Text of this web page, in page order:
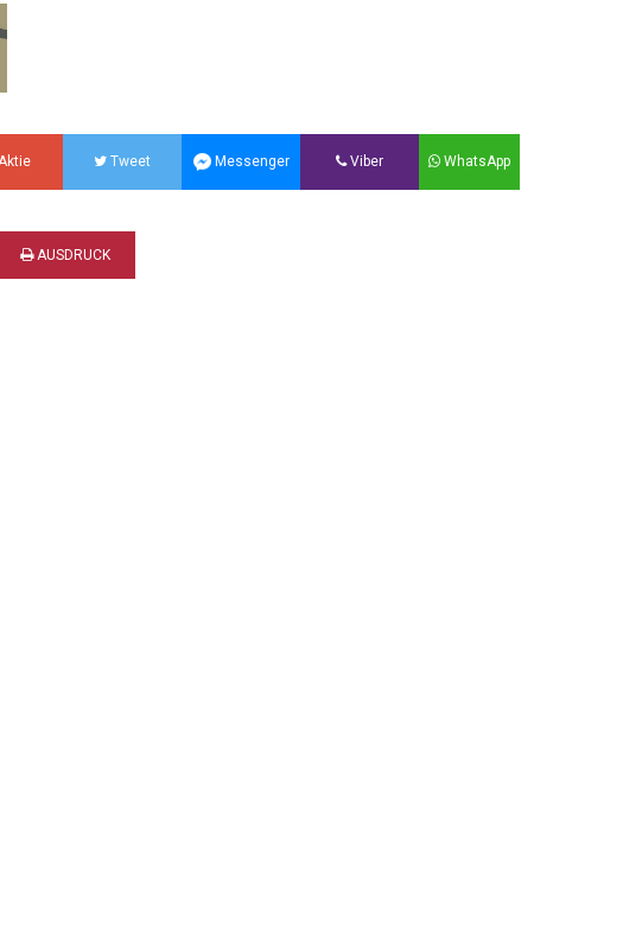
Aktie Tweet Messenger Viber WhatsApp
AUSDRUCK